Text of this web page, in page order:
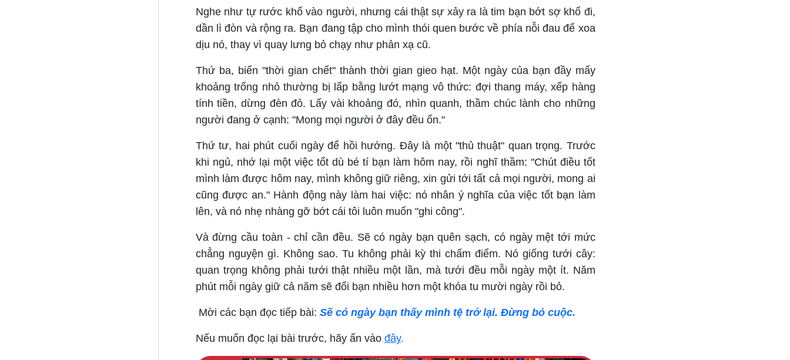
Nghe như tự rước khổ vào người, nhưng cái thật sự xảy ra là tim bạn bớt sợ khổ đi,
dần lì đòn và rộng ra. Bạn đang tập cho mình thói quen bước về phía nỗi đau để xoa
dịu nó, thay vì quay lưng bỏ chạy như phản xạ cũ.
Thứ ba, biến "thời gian chết" thành thời gian gieo hạt. Một ngày của bạn đầy mấy
khoảng trống nhỏ thường bị lấp bằng lướt mạng vô thức: đợi thang máy, xếp hàng
tính tiền, dừng đèn đỏ. Lấy vài khoảng đó, nhìn quanh, thầm chúc lành cho những
người đang ở cạnh: "Mong mọi người ở đây đều ổn."
Thứ tư, hai phút cuối ngày để hồi hướng. Đây là một "thủ thuật" quan trọng. Trước
khi ngủ, nhớ lại một việc tốt dù bé tí bạn làm hôm nay, rồi nghĩ thầm: "Chút điều tốt
mình làm được hôm nay, mình không giữ riêng, xin gửi tới tất cả mọi người, mong ai
cũng được an." Hành động này làm hai việc: nó nhân ý nghĩa của việc tốt bạn làm
lên, và nó nhẹ nhàng gỡ bớt cái tôi luôn muốn "ghi công".
Và đừng cầu toàn - chỉ cần đều. Sẽ có ngày bạn quên sạch, có ngày mệt tới mức
chẳng nguyện gì. Không sao. Tu không phải kỳ thi chấm điểm. Nó giống tưới cây:
quan trọng không phải tưới thật nhiều một lần, mà tưới đều mỗi ngày một ít. Năm
phút mỗi ngày giữ cả năm sẽ đổi bạn nhiều hơn một khóa tu mười ngày rồi bỏ.
Mời các bạn đọc tiếp bài: Sẽ có ngày bạn thấy mình tệ trở lại. Đừng bỏ cuộc.
Nếu muốn đọc lại bài trước, hãy ấn vào đây.